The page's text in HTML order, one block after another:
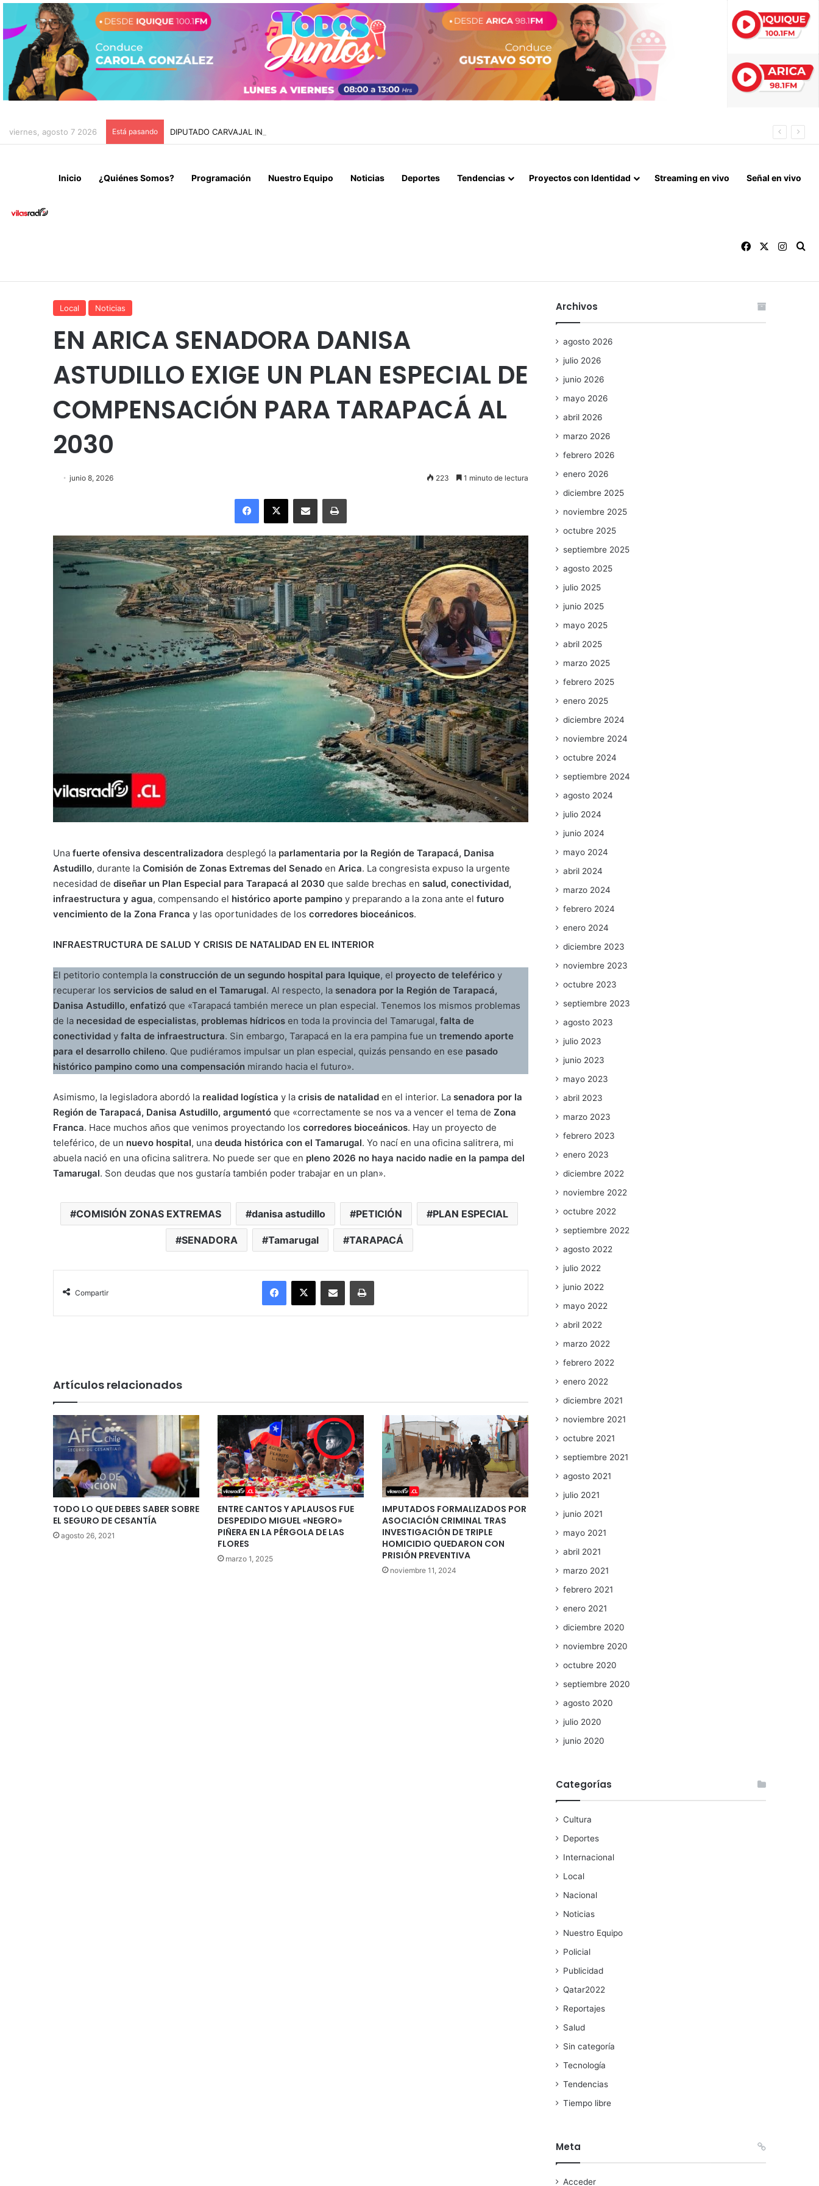
viernes, agosto 7 2026 Está pasando DIPUTADO CARVAJAL INSISTIÓ ANTE EL PRESIDENTE, PERO EL 10 DE AGOSTO NO SERÁ FERIADO ESTE AÑO
Inicio ¿Quiénes Somos? Programación Nuestro Equipo Noticias Deportes Tendencias Proyectos con Identidad Streaming en vivo Señal en vivo
Facebook
Local Noticias
EN ARICA SENADORA DANISA
ASTUDILLO EXIGE UN PLAN ESPECIAL DE
COMPENSACIÓN PARA TARAPACÁ AL
2030
junio 8, 2026 223 1 minuto de lectura
Facebook
X Enviar vía email Imprimir
Una fuerte ofensiva descentralizadora desplegó la parlamentaria por la Región de Tarapacá, Danisa
Astudillo, durante la Comisión de Zonas Extremas del Senado en Arica. La congresista expuso la urgente
necesidad de diseñar un Plan Especial para Tarapacá al 2030 que salde brechas en salud, conectividad,
infraestructura y agua, compensando el histórico aporte pampino y preparando a la zona ante el futuro
vencimiento de la Zona Franca y las oportunidades de los corredores bioceánicos.
INFRAESTRUCTURA DE SALUD Y CRISIS DE NATALIDAD EN EL INTERIOR
El petitorio contempla la construcción de un segundo hospital para Iquique, el proyecto de teleférico y
recuperar los servicios de salud en el Tamarugal. Al respecto, la senadora por la Región de Tarapacá,
Danisa Astudillo, enfatizó que «Tarapacá también merece un plan especial. Tenemos los mismos problemas
de la necesidad de especialistas, problemas hídricos en toda la provincia del Tamarugal, falta de
conectividad y falta de infraestructura. Sin embargo, Tarapacá en la era pampina fue un tremendo aporte
para el desarrollo chileno. Que pudiéramos impulsar un plan especial, quizás pensando en ese pasado
histórico pampino como una compensación mirando hacia el futuro».
Asimismo, la legisladora abordó la realidad logística y la crisis de natalidad en el interior. La senadora por la
Región de Tarapacá, Danisa Astudillo, argumentó que «correctamente se nos va a vencer el tema de Zona
Franca. Hace muchos años que venimos proyectando los corredores bioceánicos. Hay un proyecto de
teleférico, de un nuevo hospital, una deuda histórica con el Tamarugal. Yo nací en una oficina salitrera, mi
abuela nació en una oficina salitrera. No puede ser que en pleno 2026 no haya nacido nadie en la pampa del
Tamarugal. Son deudas que nos gustaría también poder trabajar en un plan».
COMISIÓN ZONAS EXTREMAS danisa astudillo PETICIÓN PLAN ESPECIAL
SENADORA Tamarugal TARAPACÁ
Compartir
Facebook
X Enviar vía email Imprimir
Artículos relacionados
TODO LO QUE DEBES SABER SOBRE
EL SEGURO DE CESANTÍA
agosto 26, 2021
ENTRE CANTOS Y APLAUSOS FUE
DESPEDIDO MIGUEL «NEGRO»
PIÑERA EN LA PÉRGOLA DE LAS
FLORES
marzo 1, 2025
IMPUTADOS FORMALIZADOS POR
ASOCIACIÓN CRIMINAL TRAS
INVESTIGACIÓN DE TRIPLE
HOMICIDIO QUEDARON CON
PRISIÓN PREVENTIVA
noviembre 11, 2024
Archivos
agosto 2026
julio 2026
junio 2026
mayo 2026
abril 2026
marzo 2026
febrero 2026
enero 2026
diciembre 2025
noviembre 2025
octubre 2025
septiembre 2025
agosto 2025
julio 2025
junio 2025
mayo 2025
abril 2025
marzo 2025
febrero 2025
enero 2025
diciembre 2024
noviembre 2024
octubre 2024
septiembre 2024
agosto 2024
julio 2024
junio 2024
mayo 2024
abril 2024
marzo 2024
febrero 2024
enero 2024
diciembre 2023
noviembre 2023
octubre 2023
septiembre 2023
agosto 2023
julio 2023
junio 2023
mayo 2023
abril 2023
marzo 2023
febrero 2023
enero 2023
diciembre 2022
noviembre 2022
octubre 2022
septiembre 2022
agosto 2022
julio 2022
junio 2022
mayo 2022
abril 2022
marzo 2022
febrero 2022
enero 2022
diciembre 2021
noviembre 2021
octubre 2021
septiembre 2021
agosto 2021
julio 2021
junio 2021
mayo 2021
abril 2021
marzo 2021
febrero 2021
enero 2021
diciembre 2020
noviembre 2020
octubre 2020
septiembre 2020
agosto 2020
julio 2020
junio 2020
Categorías
Cultura
Deportes
Internacional
Local
Nacional
Noticias
Nuestro Equipo
Policial
Publicidad
Qatar2022
Reportajes
Salud
Sin categoría
Tecnología
Tendencias
Tiempo libre
Meta
Acceder